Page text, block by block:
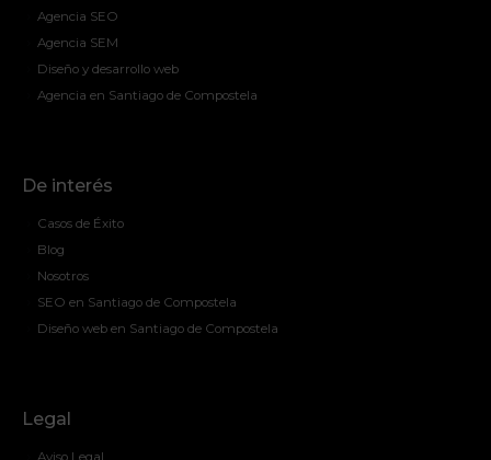
Agencia SEO
Agencia SEM
Diseño y desarrollo web
Agencia en Santiago de Compostela
De interés
Casos de Éxito
Blog
Nosotros
SEO en Santiago de Compostela
Diseño web en Santiago de Compostela
Legal
Aviso Legal